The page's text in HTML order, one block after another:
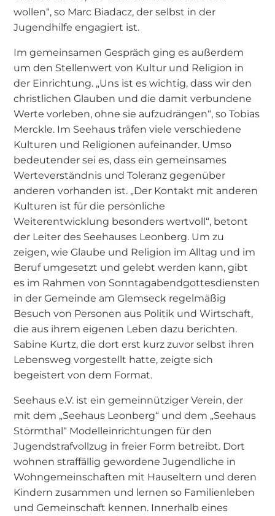
wollen“, so Marc Biadacz, der selbst in der
Jugendhilfe engagiert ist.
Im gemeinsamen Gespräch ging es außerdem
um den Stellenwert von Kultur und Religion in
der Einrichtung. „Uns ist es wichtig, dass wir den
christlichen Glauben und die damit verbundene
Werte vorleben, ohne sie aufzudrängen“, so Tobias
Merckle. Im Seehaus träfen viele verschiedene
Kulturen und Religionen aufeinander. Umso
bedeutender sei es, dass ein gemeinsames
Werteverständnis und Toleranz gegenüber
anderen vorhanden ist. „Der Kontakt mit anderen
Kulturen ist für die persönliche
Weiterentwicklung besonders wertvoll“, betont
der Leiter des Seehauses Leonberg. Um zu
zeigen, wie Glaube und Religion im Alltag und im
Beruf umgesetzt und gelebt werden kann, gibt
es im Rahmen von Sonntagabendgottesdiensten
in der Gemeinde am Glemseck regelmäßig
Besuch von Personen aus Politik und Wirtschaft,
die aus ihrem eigenen Leben dazu berichten.
Sabine Kurtz, die dort erst kurz zuvor selbst ihren
Lebensweg vorgestellt hatte, zeigte sich
begeistert von dem Format.
Seehaus e.V. ist ein gemeinnütziger Verein, der
mit dem „Seehaus Leonberg“ und dem „Seehaus
Störmthal“ Modelleinrichtungen für den
Jugendstrafvollzug in freier Form betreibt. Dort
wohnen straffällig gewordene Jugendliche in
Wohngemeinschaften mit Hauseltern und deren
Kindern zusammen und lernen so Familienleben
und Gemeinschaft kennen. Innerhalb eines